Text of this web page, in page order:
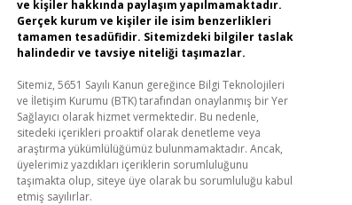
ve kişiler hakkında paylaşım yapılmamaktadır.
Gerçek kurum ve kişiler ile isim benzerlikleri
tamamen tesadüfidir. Sitemizdeki bilgiler taslak
halindedir ve tavsiye niteliği taşımazlar.
Sitemiz, 5651 Sayılı Kanun gereğince Bilgi Teknolojileri
ve İletişim Kurumu (BTK) tarafından onaylanmış bir Yer
Sağlayıcı olarak hizmet vermektedir. Bu nedenle,
sitedeki içerikleri proaktif olarak denetleme veya
araştırma yükümlülüğümüz bulunmamaktadır. Ancak,
üyelerimiz yazdıkları içeriklerin sorumluluğunu
taşımakta olup, siteye üye olarak bu sorumluluğu kabul
etmiş sayılırlar.